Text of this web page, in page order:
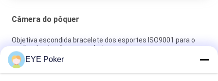
Câmera do pôquer
Objetiva escondida bracelete dos esportes ISO9001 para o
analisador do pôquer para baixo
Câmera escondida de engano do pôquer do banco do poder
dos dispositivos do pôquer de Akk CVK carregador portátil
EYE Poker